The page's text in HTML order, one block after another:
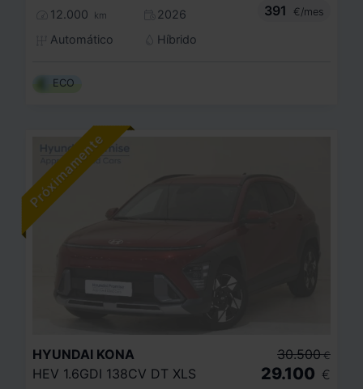
12.000 km
2026
Automático
Híbrido
391
€/mes
ECO
HYUNDAI KONA
HEV 1.6GDI 138CV DT XLS
30.500 €
29.100 €